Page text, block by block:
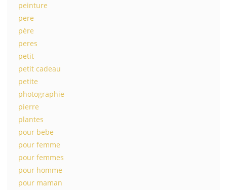
peinture
pere
père
peres
petit
petit cadeau
petite
photographie
pierre
plantes
pour bebe
pour femme
pour femmes
pour homme
pour maman